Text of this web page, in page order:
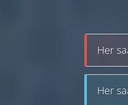
Her
Her